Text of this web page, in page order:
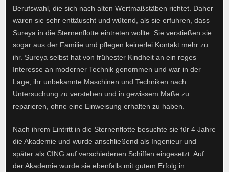
Berufswahl, die sich nach alten Wertmaßstäben richtet. Daher
waren sie sehr enttäuscht und wütend, als sie erfuhren, dass
Sureya in die Sternenflotte eintreten wollte. Sie verstießen sie
sogar aus der Familie und pflegen keinerlei Kontakt mehr zu
ihr. Sureya selbst hat von frühester Kindheit an ein reges
Interesse an moderner Technik genommen und war in der
Lage, ihr unbekannte Maschinen und Techniken nach
Untersuchung zu verstehen und in gewissem Maße zu
reparieren, ohne eine Einweisung erhalten zu haben.
Nach ihrem Eintritt in die Sternenflotte besuchte sie für 4 Jahre
die Akademie und wurde anschließend als Ingenieur und
später als CING auf verschiedenen Schiffen eingesetzt. Auf
der Akademie wurde sie ebenfalls mit gutem Erfolg in